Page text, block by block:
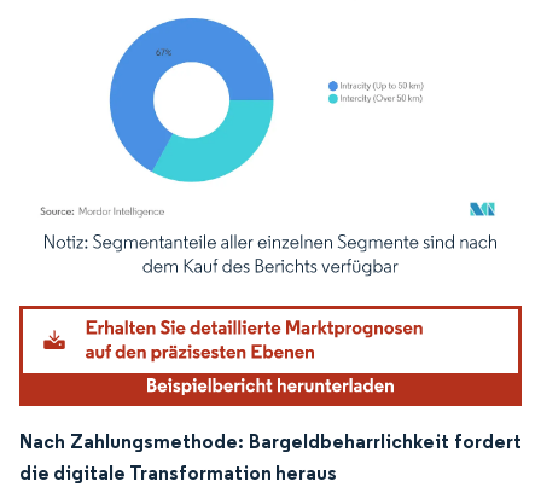
Bild © Mordor Intelligence. Wiederverwendung erfordert Namensnennung
Nach Zahlungsmethode: Bargeldbeharrlichkeit fordert
die digitale Transformation heraus